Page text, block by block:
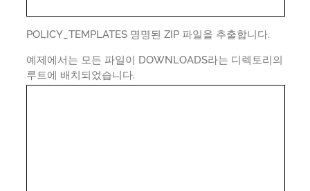
POLICY_TEMPLATES 명명된 ZIP 파일을 추출합니다.
예제에서는 모든 파일이 DOWNLOADS라는 디렉토리의
루트에 배치되었습니다.